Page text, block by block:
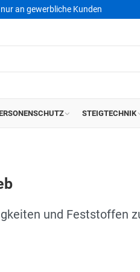
an gewerbliche Kunden
STEIGTECHNIK
und Feststoffen